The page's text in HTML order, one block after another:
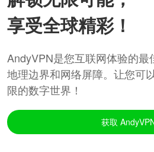
享受全球精彩！
AndyVPN是您互联网体验的
地理边界和网络屏障。让您可
限的数字世界！
获取